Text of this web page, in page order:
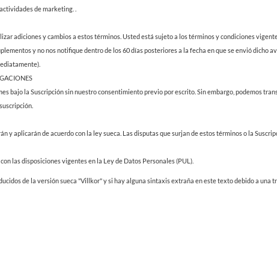
de marketing. .
adiciones y cambios a estos términos. Usted está sujeto a los términos y condiciones
y no nos notifique dentro de los 60 días posteriores a la fecha en que se envió dicho
bajo la Suscripción sin nuestro consentimiento previo por escrito. Sin embargo, podemos
y aplicarán de acuerdo con la ley sueca. Las disputas que surjan de estos términos o la
las disposiciones vigentes en la Ley de Datos Personales (PUL).
de la versión sueca "Villkor" y si hay alguna sintaxis extraña en este texto debido a una